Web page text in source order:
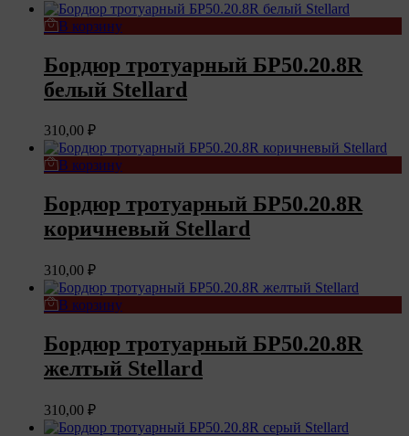
В корзину
Бордюр тротуарный БР50.20.8R
белый Stellard
310,00 ₽
В корзину
Бордюр тротуарный БР50.20.8R
коричневый Stellard
310,00 ₽
В корзину
Бордюр тротуарный БР50.20.8R
желтый Stellard
310,00 ₽